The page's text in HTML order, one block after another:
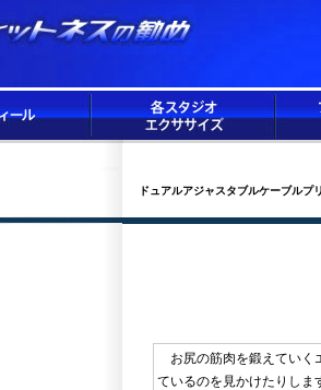
ドュアルアジャスタブルケーブルプ
お尻の筋肉を鍛えていく
ているのを見かけたりしま